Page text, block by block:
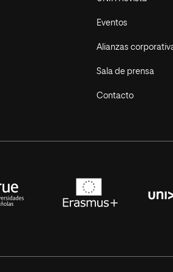
Eventos
Alianzas
Sala de prensa
Contacto